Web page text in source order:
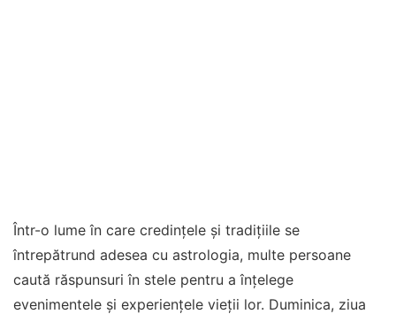
Într-o lume în care credințele și tradițiile se
întrepătrund adesea cu astrologia, multe persoane
caută răspunsuri în stele pentru a înțelege
evenimentele și experiențele vieții lor. Duminica, ziua